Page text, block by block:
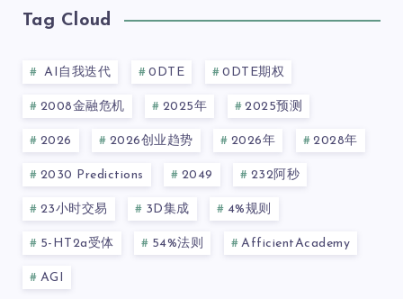
Tag Cloud
AI自我迭代 0DTE 0DTE期权
2008金融危机 2025年 2025预测
2026 2026创业趋势 2026年 2028年
2030 Predictions 2049 232阿秒
23小时交易 3D集成 4%规则
5-HT2a受体 54%法则 AfficientAcademy
AGI